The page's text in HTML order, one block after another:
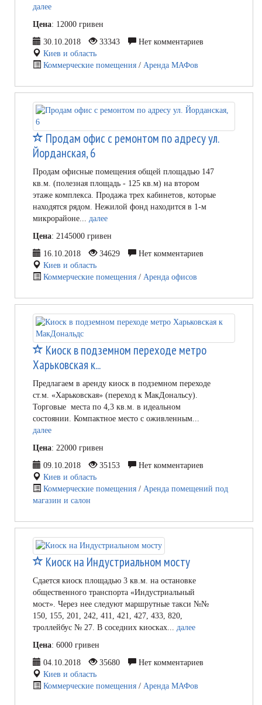
далее
Цена: 12000 гривен
30.10.2018
33343
Нет комментариев
Киев и область
Коммерческие помещения / Аренда МАФов
Продам офис с ремонтом по адресу ул.
Йорданская, 6
Продам офисные помещения общей площадью 147
кв.м. (полезная площадь - 125 кв.м) на втором
этаже комплекса. Продажа трех кабинетов, которые
находятся рядом. Нежилой фонд находится в 1-м
микрорайоне... далее
Цена: 2145000 гривен
16.10.2018
34629
Нет комментариев
Киев и область
Коммерческие помещения / Аренда офисов
Киоск в подземном переходе метро
Харьковская к...
Предлагаем в аренду киоск в подземном переходе
ст.м. «Харьковская» (переход к МакДональсу).
Торговые места по 4,3 кв.м. в идеальном
состоянии. Компактное место с оживленным...
далее
Цена: 22000 гривен
09.10.2018
35153
Нет комментариев
Киев и область
Коммерческие помещения / Аренда помещений под
магазин и салон
Киоск на Индустриальном мосту
Сдается киоск площадью 3 кв.м. на остановке
общественного транспорта «Индустриальный
мост». Через нее следуют маршрутные такси №№
150, 155, 201, 242, 411, 421, 427, 433, 820,
троллейбус № 27. В соседних киосках... далее
Цена: 6000 гривен
04.10.2018
35680
Нет комментариев
Киев и область
Коммерческие помещения / Аренда МАФов